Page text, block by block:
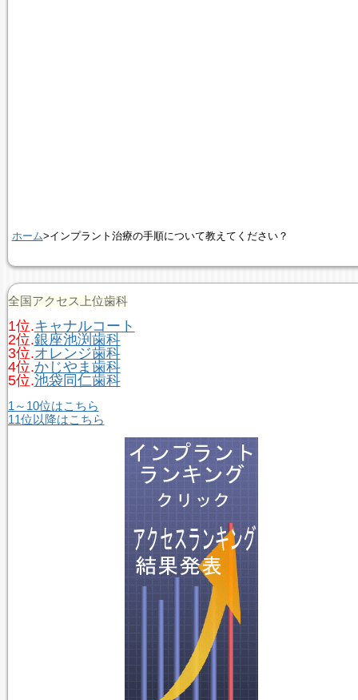
ホーム>インプラント治療の手順について教えてください？
全国アクセス上位歯科
1位.キャナルコート
2位.銀座池渕歯科
3位.オレンジ歯科
4位.かじやま歯科
5位.池袋同仁歯科
1～10位はこちら
11位以降はこちら